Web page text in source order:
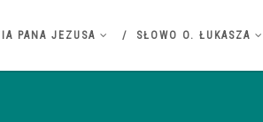
PANA JEZUSA SŁOWO O. ŁUKASZA